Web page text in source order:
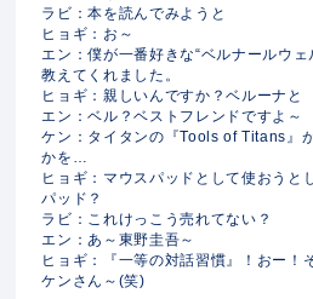
ラビ：本を読んでみようと
ヒョギ：お～
エン：僕が一番好きな“ベルナールウ
教えてくれました。
ヒョギ：親しいんですか？ベルーナと
エン：ベル？ベストフレンドですよ～
ケン：タイタンの『Tools of Titans』
かを…
ヒョギ：マウスパッドとして使おうと
パッド？
ラビ：これけっこう売れてない？
エン：あ～東野圭吾～
ヒョギ：『一等の対話習慣』！おー！
ケンさん～(笑)